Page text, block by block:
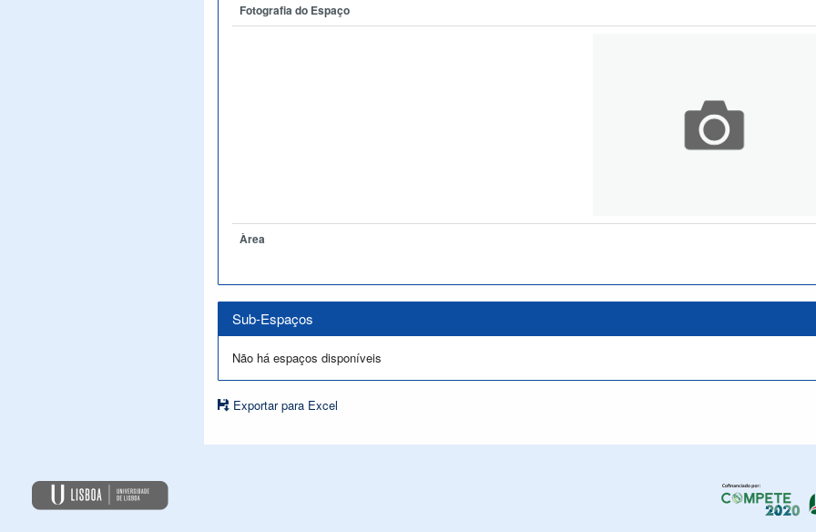
Fotografia do Espaço
Àrea
Sub-Espaços
Não há espaços disponíveis
Exportar para Excel